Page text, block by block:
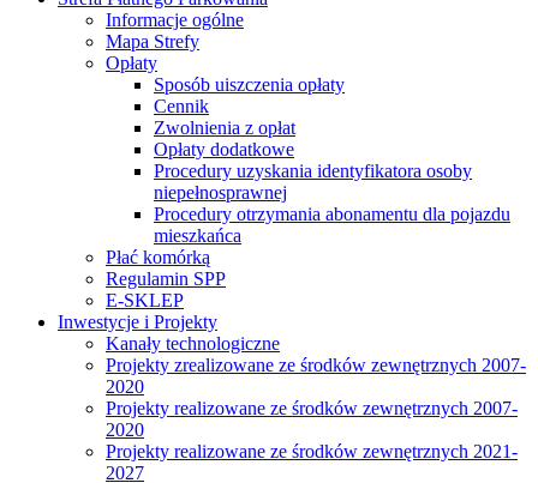
Informacje ogólne
Mapa Strefy
Opłaty
Sposób uiszczenia opłaty
Cennik
Zwolnienia z opłat
Opłaty dodatkowe
Procedury uzyskania identyfikatora osoby
niepełnosprawnej
Procedury otrzymania abonamentu dla pojazdu
mieszkańca
Płać komórką
Regulamin SPP
E-SKLEP
Inwestycje i Projekty
Kanały technologiczne
Projekty zrealizowane ze środków zewnętrznych 2007-
2020
Projekty realizowane ze środków zewnętrznych 2007-
2020
Projekty realizowane ze środków zewnętrznych 2021-
2027